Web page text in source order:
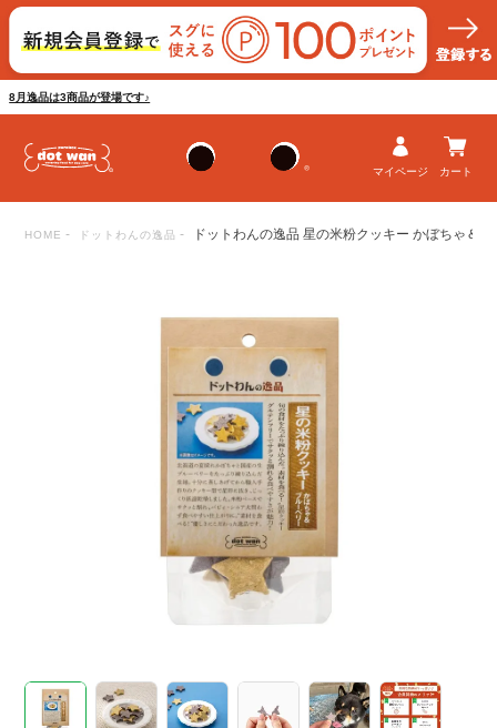
8月逸品は3商品が登場です♪
マイページ カート
HOME ドットわんの逸品 ドットわんの逸品 星の米粉クッキー かぼちゃ＆